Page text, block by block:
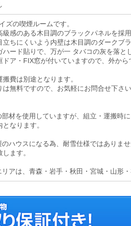
ズの喫煙ルームです。
級感のある木目調のブラックパネルを採用
立ちにくいよう内壁は木目調のダークブ
ハード貼りで、万が一 タバコの灰を落と
ドア・FIX窓が付いていますので、外から
搬費は別途となります。
は無料ですので、お気軽にお問合せ下さい
材を使用していますが、組立・運搬時
なります。
ハウスになる為、耐雪仕様ではありま
ます。
アは、青森・岩手・秋田・宮城・山形・